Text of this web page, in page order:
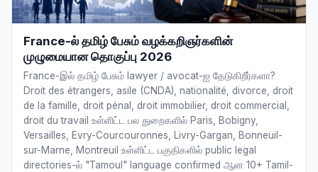
France-ல் தமிழ் பேசும் வழக்கறிஞர்களின்
முழுமையான தொகுப்பு 2026
France-இல் தமிழ் பேசும் lawyer / avocat-ஐ தேடுகிறீர்களா?
Droit des étrangers, asile (CNDA), nationalité, divorce, droit
de la famille, droit pénal, droit immobilier, droit commercial,
droit du travail உள்ளிட்ட பல துறைகளில் Paris, Bobigny,
Versailles, Evry-Courcouronnes, Livry-Gargan, Bonneuil-
sur-Marne, Montreuil உள்ளிட்ட பகுதிகளில் public legal
directories-ல் "Tamoul" language confirmed ஆன 10+ Tamil-